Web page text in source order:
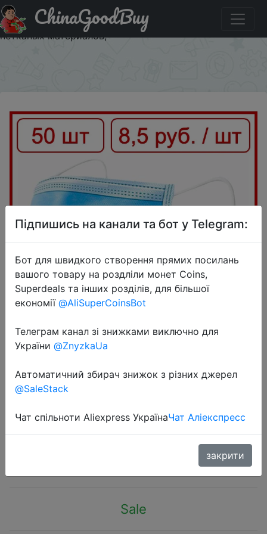
Придбати по акціи 50 шт в упаковке Трехслойная
гигиеническая маска для индивидуальной защиты
нетканых материалов,
ChinaGoodBuy
2020-06-23
50 шт в упаковке Трехслойная
гигиеническая маска для
материалов,
Sale
Підпишись на канали та бот у Telegram:
Бот для швидкого створення прямих посилань
вашого товару на роздліли монет Coins,
Superdeals та інших розділів, для більшої
економії @AliSuperCoinsBot
Телеграм канал зі знижками виключно для
України @ZnyzkaUa
Автоматичний збирач знижок з різних джерел
@SaleStack
Чат спільноти Aliexpress УкраїнаЧат Аліекспресс
закрити